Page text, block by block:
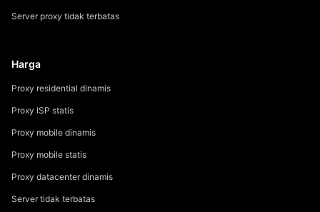
Server proxy tidak terbatas
Harga
Proxy residential dinamis
Proxy ISP statis
Proxy mobile dinamis
Proxy mobile statis
Proxy datacenter dinamis
Server tidak terbatas